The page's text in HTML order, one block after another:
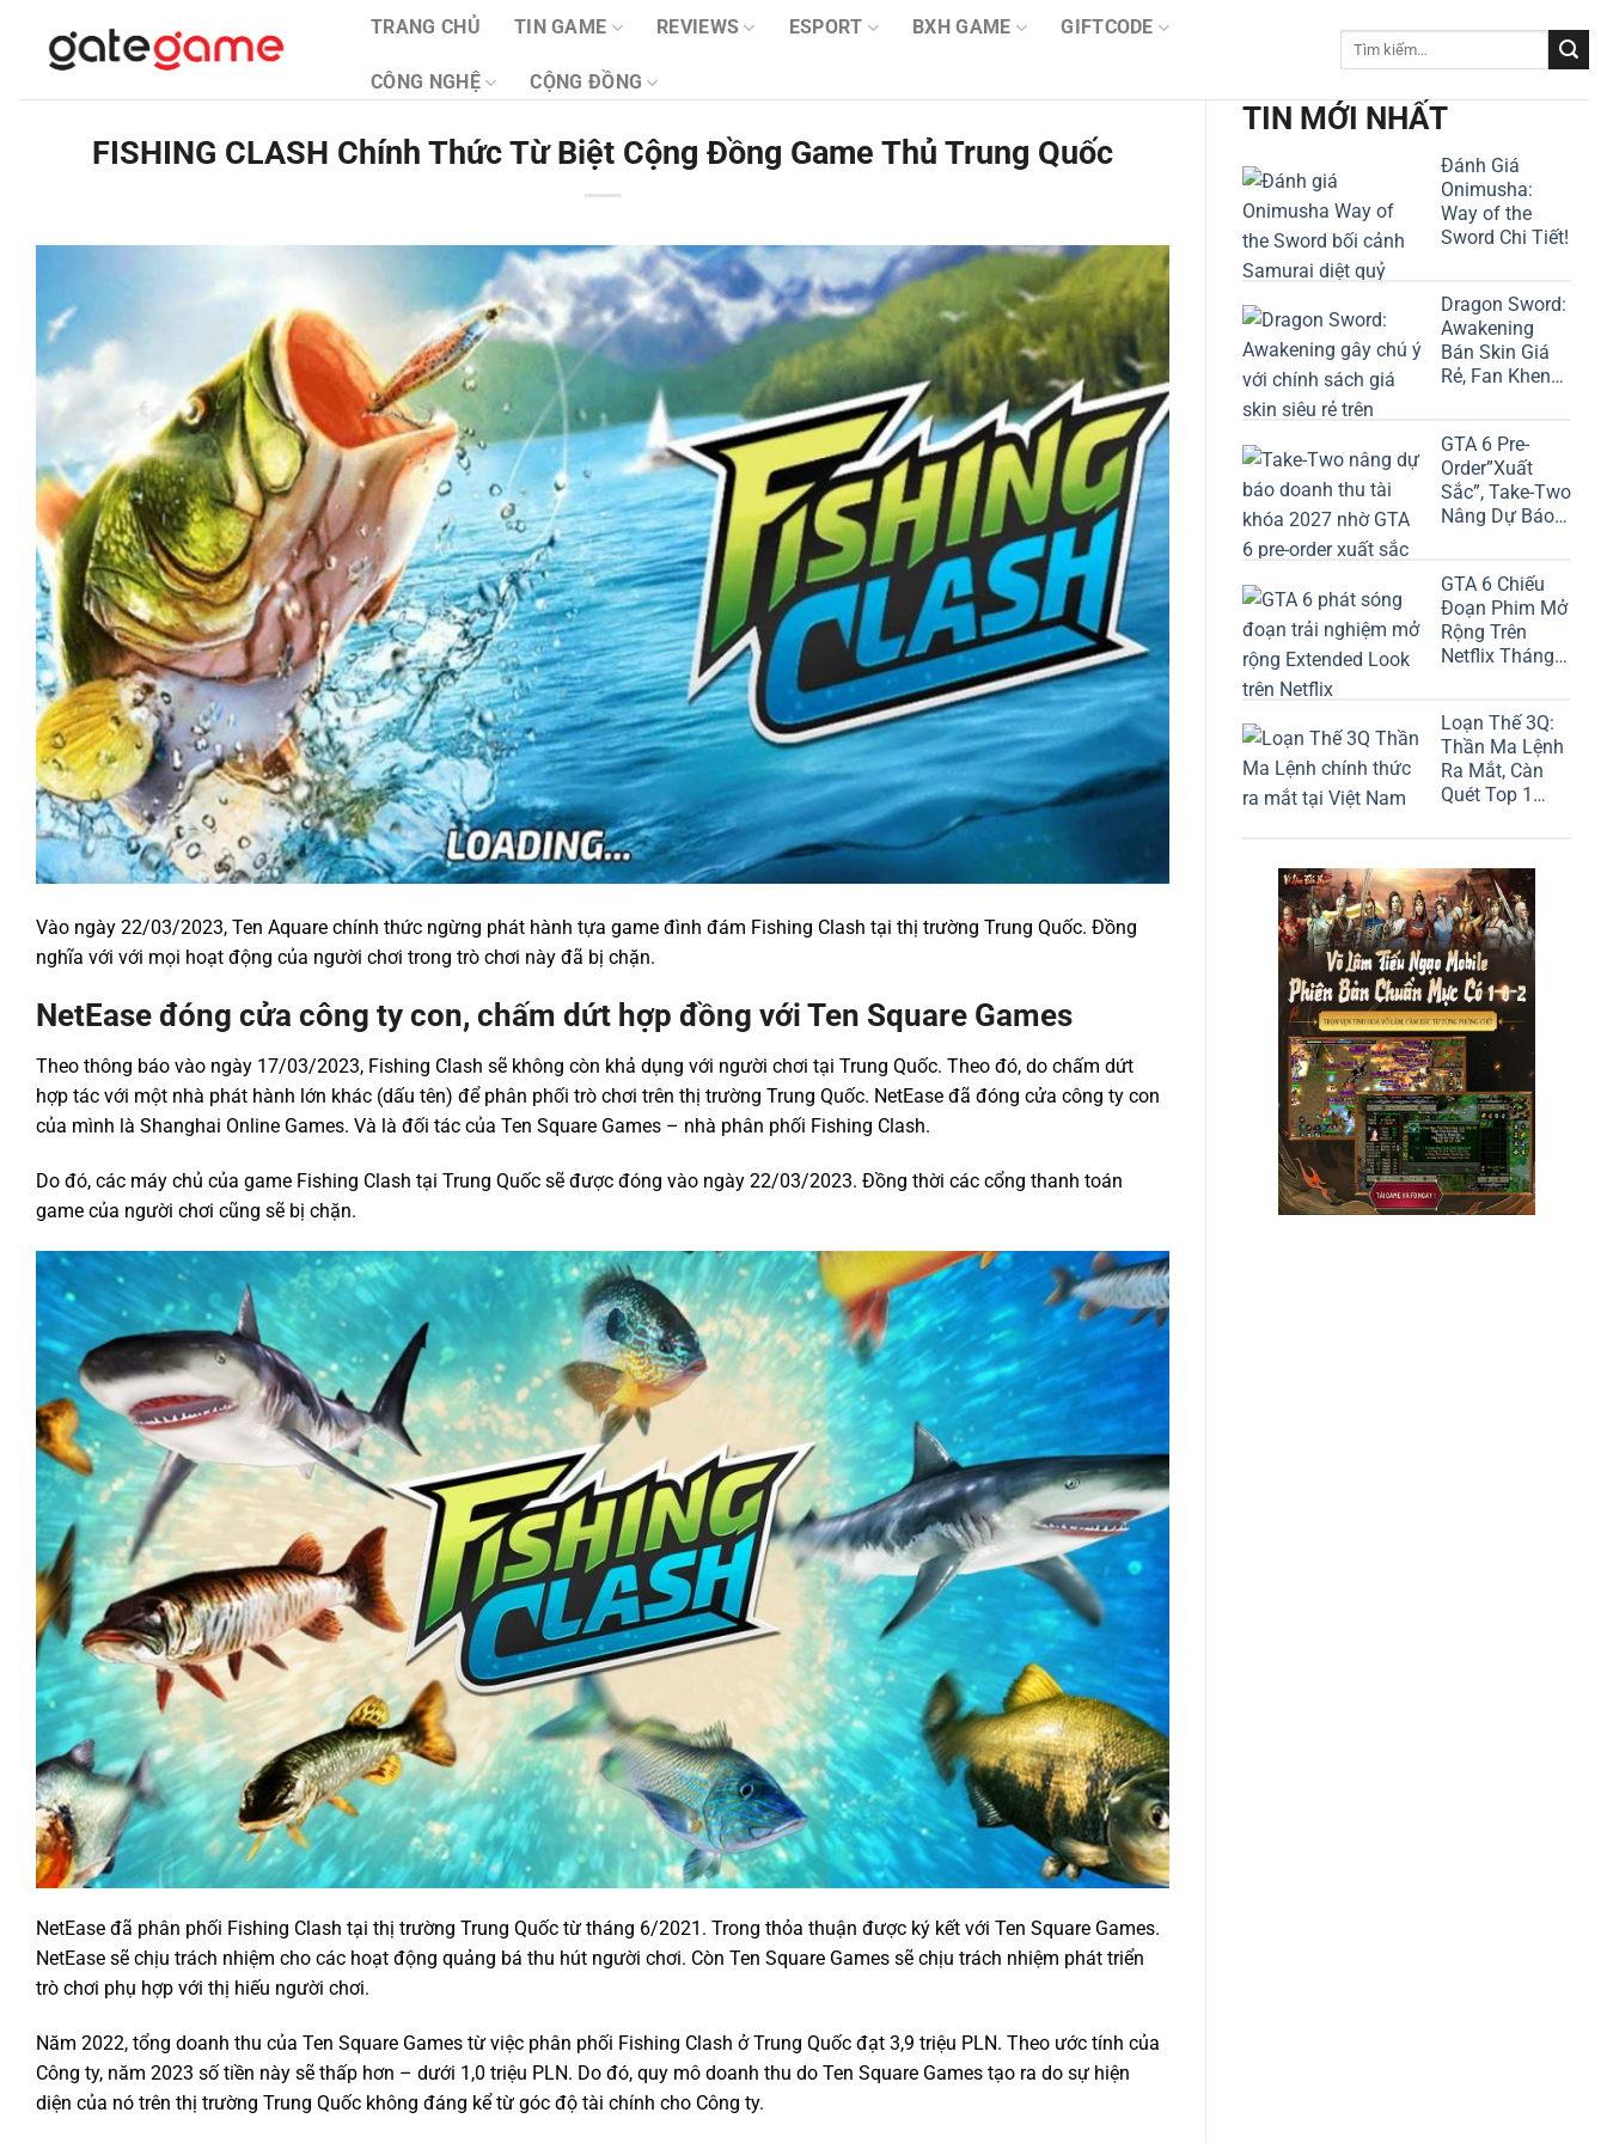
dung
TRANG CHỦ TIN GAME REVIEWS ESPORT BXH GAME GIFTCODE
CÔNG NGHỆ CỘNG ĐỒNG
FISHING CLASH Chính Thức Từ Biệt Cộng Đồng Game Thủ Trung Quốc
Vào ngày 22/03/2023, Ten Aquare chính thức ngừng phát hành tựa game đình đám Fishing Clash tại thị trường Trung Quốc. Đồng
nghĩa với với mọi hoạt động của người chơi trong trò chơi này đã bị chặn.
NetEase đóng cửa công ty con, chấm dứt hợp đồng với Ten Square Games
Theo thông báo vào ngày 17/03/2023, Fishing Clash sẽ không còn khả dụng với người chơi tại Trung Quốc. Theo đó, do chấm dứt
hợp tác với một nhà phát hành lớn khác (dấu tên) để phân phối trò chơi trên thị trường Trung Quốc. NetEase đã đóng cửa công ty con
của mình là Shanghai Online Games. Và là đối tác của Ten Square Games – nhà phân phối Fishing Clash.
Do đó, các máy chủ của game Fishing Clash tại Trung Quốc sẽ được đóng vào ngày 22/03/2023. Đồng thời các cổng thanh toán
game của người chơi cũng sẽ bị chặn.
NetEase đã phân phối Fishing Clash tại thị trường Trung Quốc từ tháng 6/2021. Trong thỏa thuận được ký kết với Ten Square Games.
NetEase sẽ chịu trách nhiệm cho các hoạt động quảng bá thu hút người chơi. Còn Ten Square Games sẽ chịu trách nhiệm phát triển
trò chơi phụ hợp với thị hiếu người chơi.
Năm 2022, tổng doanh thu của Ten Square Games từ việc phân phối Fishing Clash ở Trung Quốc đạt 3,9 triệu PLN. Theo ước tính của
Công ty, năm 2023 số tiền này sẽ thấp hơn – dưới 1,0 triệu PLN. Do đó, quy mô doanh thu do Ten Square Games tạo ra do sự hiện
diện của nó trên thị trường Trung Quốc không đáng kể từ góc độ tài chính cho Công ty.
TIN MỚI NHẤT
Đánh Giá
Onimusha:
Way of the
Sword Chi Tiết!
Dragon Sword:
Awakening
Bán Skin Giá
Rẻ, Fan Khen
GTA 6 Pre-
Order”Xuất
Sắc”, Take-Two
Nâng Dự Báo
GTA 6 Chiếu
Đoạn Phim Mở
Rộng Trên
Netflix Tháng
Loạn Thế 3Q:
Thần Ma Lệnh
Ra Mắt, Càn
Quét Top 1